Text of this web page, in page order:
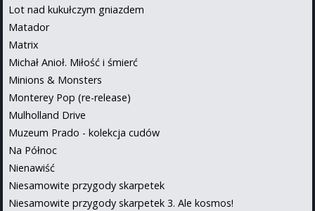
Lot nad kukułczym gniazdem
Matador
Matrix
Michał Anioł. Miłość i śmierć
Minions & Monsters
Monterey Pop (re-release)
Mulholland Drive
Muzeum Prado - kolekcja cudów
Na Północ
Nienawiść
Niesamowite przygody skarpetek
Niesamowite przygody skarpetek 3. Ale kosmos!